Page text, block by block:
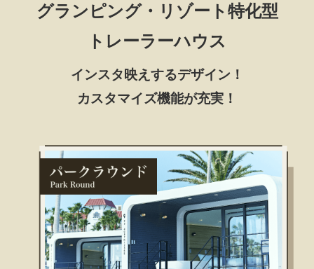
グランピング・リゾート特化型
トレーラーハウス
インスタ映えするデザイン！
カスタマイズ機能が充実！